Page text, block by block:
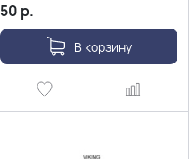
50 р.
В корзину